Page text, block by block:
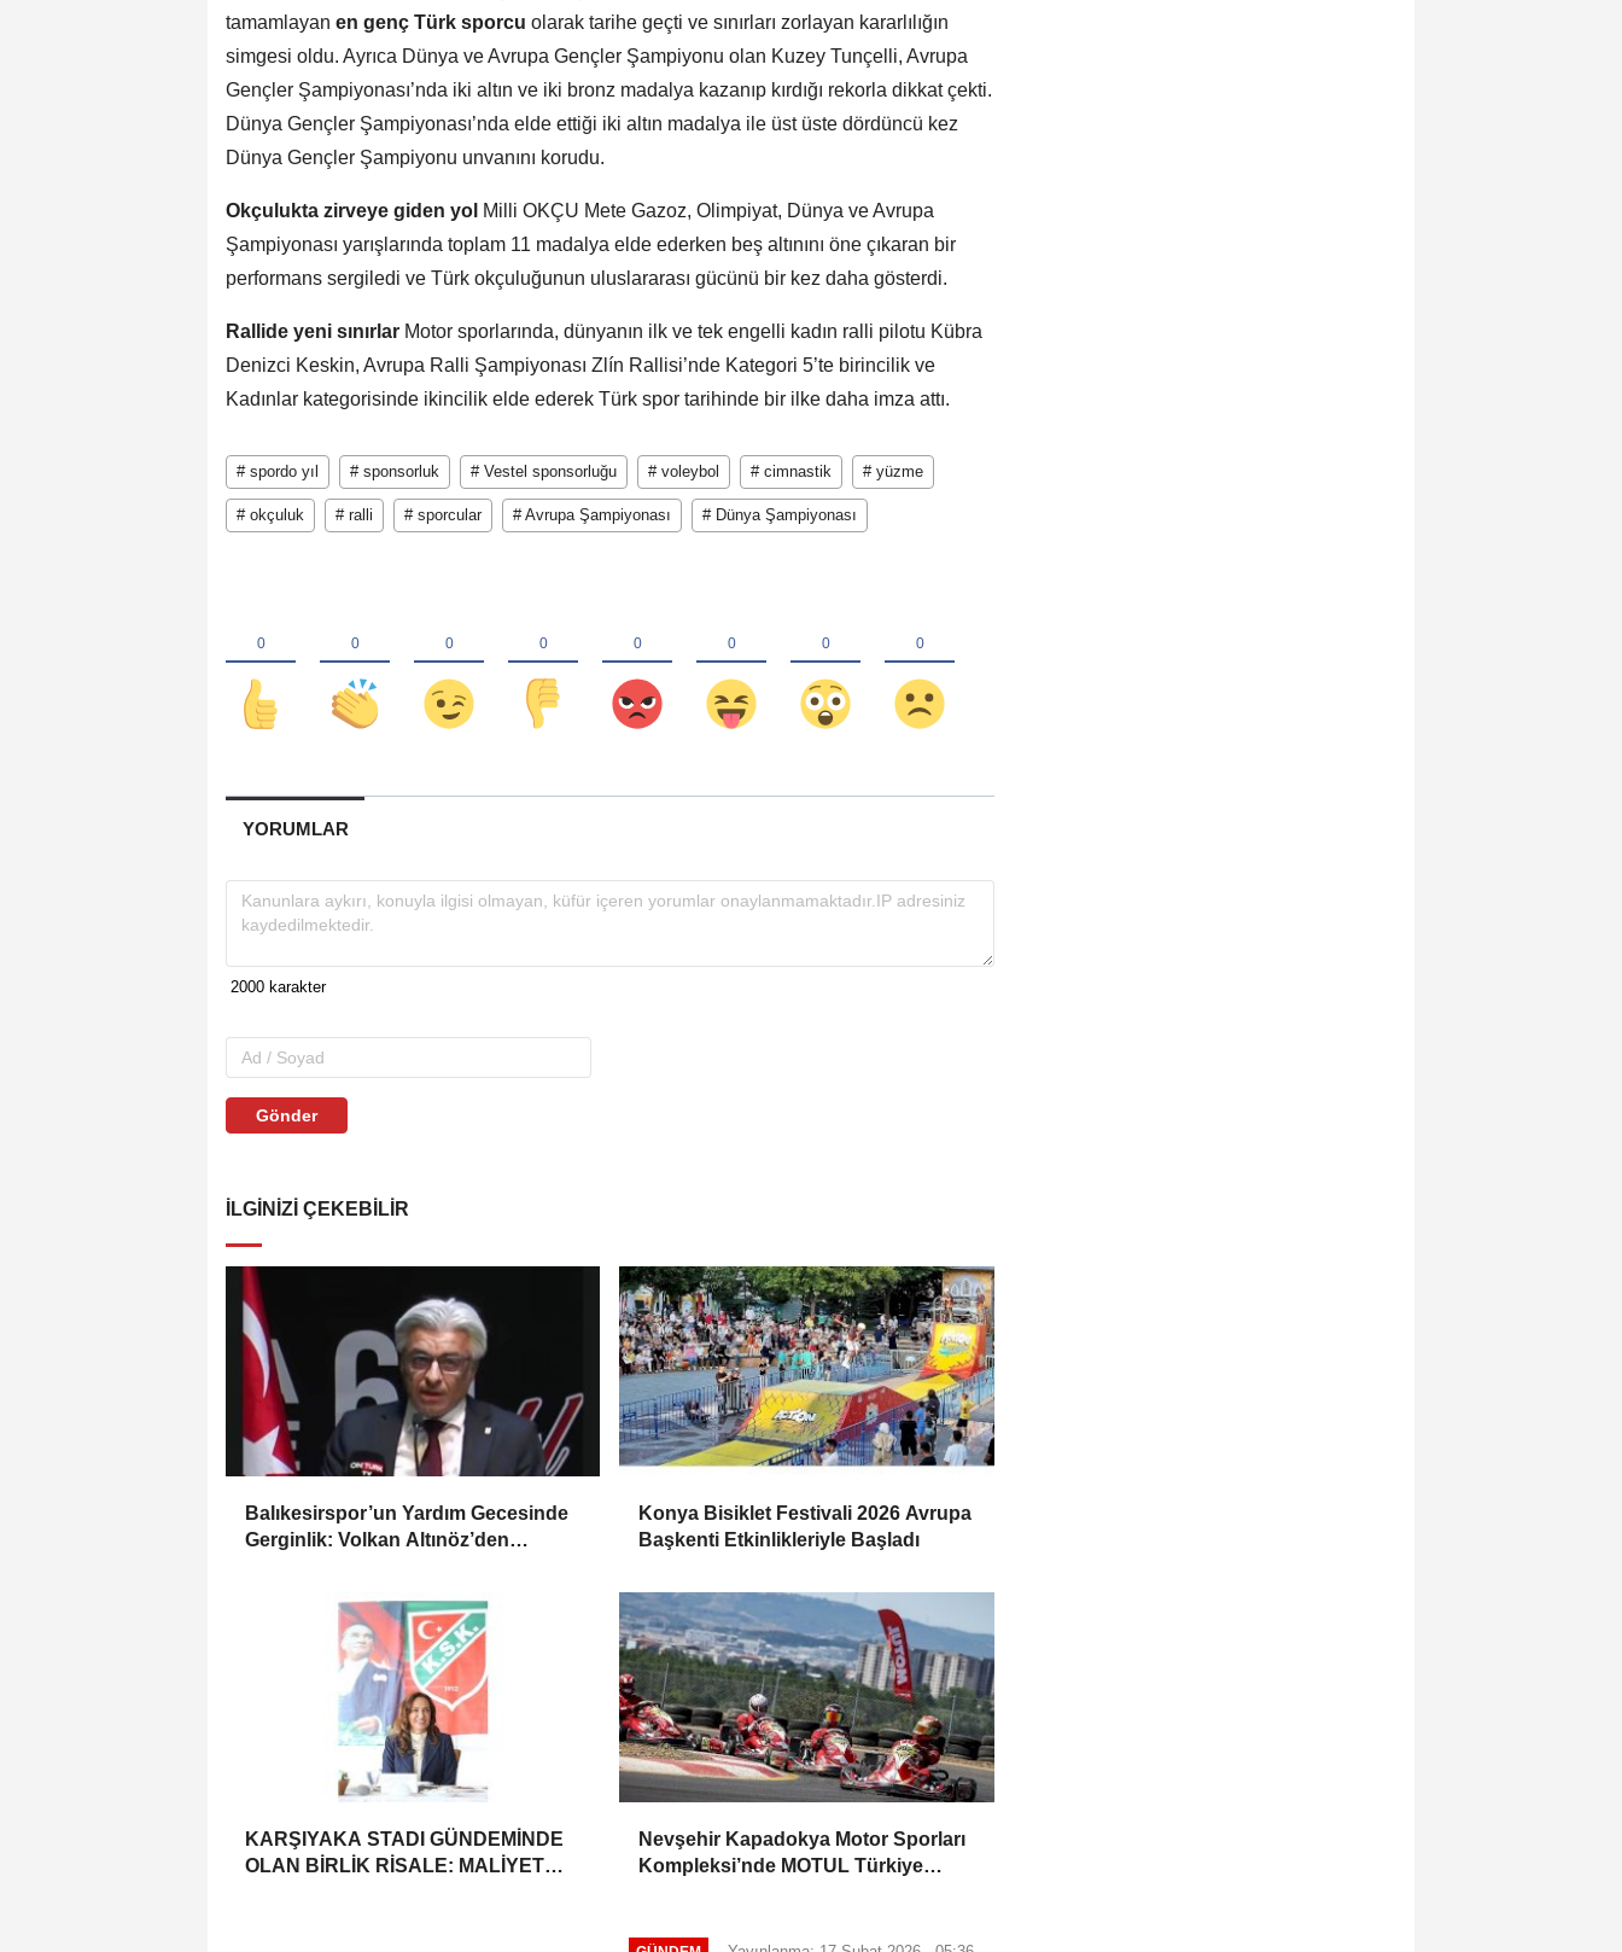
tamamlayan en genç Türk sporcu olarak tarihe geçti ve sınırları zorlayan kararlılığın
simgesi oldu. Ayrıca Dünya ve Avrupa Gençler Şampiyonu olan Kuzey Tunçelli, Avrupa
Gençler Şampiyonası’nda iki altın ve iki bronz madalya kazanıp kırdığı rekorla dikkat çekti.
Dünya Gençler Şampiyonası’nda elde ettiği iki altın madalya ile üst üste dördüncü kez
Dünya Gençler Şampiyonu unvanını korudu.
Okçulukta zirveye giden yol Milli OKÇU Mete Gazoz, Olimpiyat, Dünya ve Avrupa
Şampiyonası yarışlarında toplam 11 madalya elde ederken beş altınını öne çıkaran bir
performans sergiledi ve Türk okçuluğunun uluslararası gücünü bir kez daha gösterdi.
Rallide yeni sınırlar Motor sporlarında, dünyanın ilk ve tek engelli kadın ralli pilotu Kübra
Denizci Keskin, Avrupa Ralli Şampiyonası Zlín Rallisi’nde Kategori 5’te birincilik ve
Kadınlar kategorisinde ikincilik elde ederek Türk spor tarihinde bir ilke daha imza attı.
# spordo yıl # sponsorluk # Vestel sponsorluğu # voleybol # cimnastik # yüzme
# okçuluk # ralli # sporcular # Avrupa Şampiyonası # Dünya Şampiyonası
YORUMLAR
Gönder
İLGINIZI ÇEKEBILIR
Balıkesirspor’un Yardım Gecesinde
Gerginlik: Volkan Altınöz’den
Konya Bisiklet Festivali 2026 Avrupa
Başkenti Etkinlikleriyle Başladı
KARŞIYAKA STADI GÜNDEMİNDE
OLAN BİRLİK RİSALE: MALİYET
Nevşehir Kapadokya Motor Sporları
Kompleksi’nde MOTUL Türkiye